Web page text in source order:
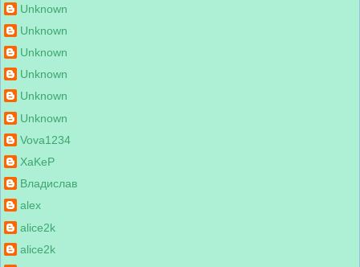
Unknown
Unknown
Unknown
Unknown
Unknown
Unknown
Vova1234
XaKeP
Владислав
alex
alice2k
alice2k